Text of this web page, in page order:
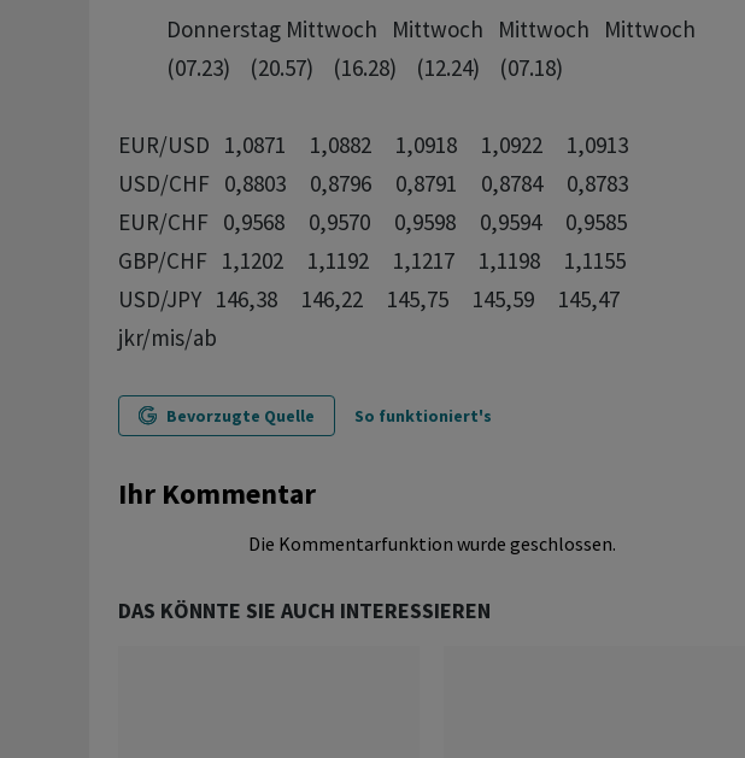
          Donnerstag Mittwoch   Mittwoch   Mittwoch   Mittwoch
          (07.23)    (20.57)    (16.28)    (12.24)    (07.18)
EUR/USD   1,0871     1,0882     1,0918     1,0922     1,0913
USD/CHF   0,8803     0,8796     0,8791     0,8784     0,8783
EUR/CHF   0,9568     0,9570     0,9598     0,9594     0,9585
GBP/CHF   1,1202     1,1192     1,1217     1,1198     1,1155
USD/JPY   146,38     146,22     145,75     145,59     145,47
jkr/mis/ab
Bevorzugte Quelle So funktioniert's
Ihr Kommentar
Die Kommentarfunktion wurde geschlossen.
DAS KÖNNTE SIE AUCH INTERESSIEREN